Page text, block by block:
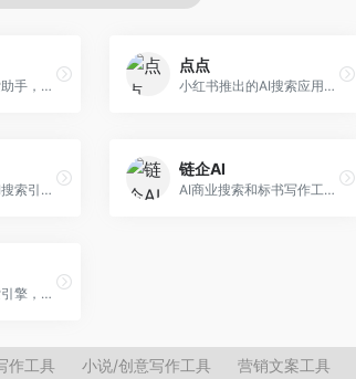
阿里推出的AI搜索助手，整合搜索与AI功能。面向年轻用户，提供智能搜索、文档处理、学习辅助等服务，与夸克生态深度整合。
点点
小红书推出的AI搜索应用，专注于生活方式内容搜索。面向小红书用户，提供生活攻略、消费决策、内容推荐等服务，生活方式内容丰富。
昆仑万维推出的AI搜索引擎，整合大模型与搜索能力。面向普通用户，提供智能问答、深度搜索、内容整理等服务，中文搜索体验好。
链企AI
AI商业搜索和标书写作工具，专注于企业服务场景。面向企业用户，提供商业信息搜索、标书生成、企业分析等服务，商业信息专业。
知乎推出的AI搜索引擎，专注于知识问答场景。面向知识获取者，提供知乎内容搜索、智能问答、知识整理等服务，专业知识丰富。
作工具 小说/创意写作工具 营销文案工具